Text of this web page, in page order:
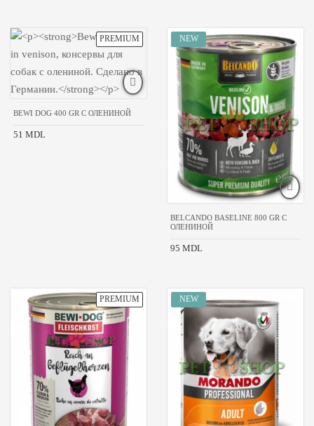
BEWI DOG 400 GR С ОЛЕНИНОЙ
51 MDL
BELCANDO BASELINE 800 GR С
ОЛЕНИНОЙ
95 MDL